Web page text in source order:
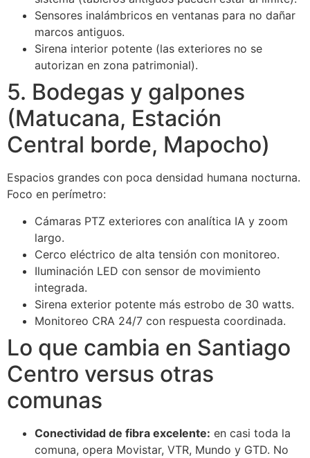
Sensores inalámbricos en ventanas para no dañar
marcos antiguos.
Sirena interior potente (las exteriores no se
autorizan en zona patrimonial).
5. Bodegas y galpones
(Matucana, Estación
Central borde, Mapocho)
Espacios grandes con poca densidad humana nocturna.
Foco en perímetro:
Cámaras PTZ exteriores con analítica IA y zoom
largo.
Cerco eléctrico de alta tensión con monitoreo.
Iluminación LED con sensor de movimiento
integrada.
Sirena exterior potente más estrobo de 30 watts.
Monitoreo CRA 24/7 con respuesta coordinada.
Lo que cambia en Santiago
Centro versus otras
comunas
Conectividad de fibra excelente: en casi toda la
comuna, opera Movistar, VTR, Mundo y GTD. No